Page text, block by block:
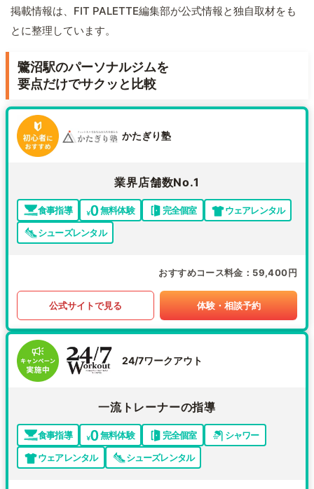
掲載情報は、FIT PALETTE編集部が公式情報と独自取材をも
とに整理しています。
鷺沼駅のパーソナルジムを
要点だけでサクッと比較
かたぎり塾
業界店舗数No.1
食事指導 無料体験 完全個室
ウェアレンタル
シューズレンタル
おすすめコース料金 59,400円
公式サイトで見る 体験・相談予約
24/7ワークアウト
一流トレーナーの指導
食事指導 無料体験 完全個室
シャワー
ウェアレンタル
シューズレンタル